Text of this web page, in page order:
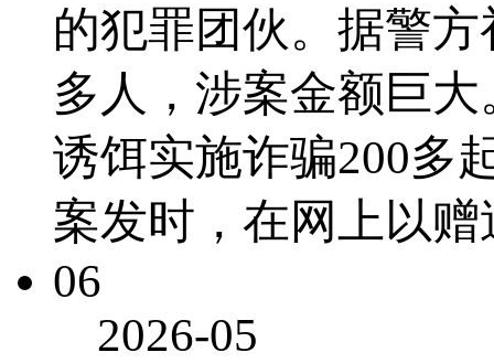
的犯罪团伙。据警
多人，涉案金额巨
诱饵实施诈骗200多
案发时，在网上以
06
2026-05